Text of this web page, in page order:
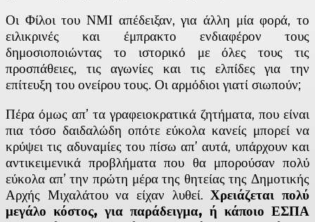
Οι Φίλοι του ΝΜΙ απέδειξαν, για άλλη μία φορά, το
ειλικρινές και έμπρακτο ενδιαφέρον τους
δημοσιοποιώντας το ιστορικό με όλες τους τις
προσπάθειες, τις αγωνίες και τις ελπίδες για την
επίτευξη του ονείρου τους. Οι αρμόδιοι γιατί σιωπούν;
Πέρα όμως απ’ τα γραφειοκρατικά ζητήματα, που είναι
πια τόσο δαιδαλώδη οπότε εύκολα κανείς μπορεί να
κρύψει τις αδυναμίες του πίσω απ’ αυτά, υπάρχουν και
αντικειμενικά προβλήματα που θα μπορούσαν πολύ
εύκολα απ’ την πρώτη μέρα της θητείας της Δημοτικής
Αρχής Μιχαλάτου να είχαν λυθεί.Χρειάζεται πολύ
μεγάλο κόστος, για παράδειγμα, ή κάποιο ΕΣΠΑ